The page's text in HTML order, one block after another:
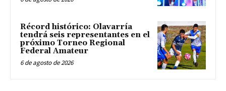
Récord histórico: Olavarría
tendrá seis representantes en el
próximo Torneo Regional
Federal Amateur
6 de agosto de 2026